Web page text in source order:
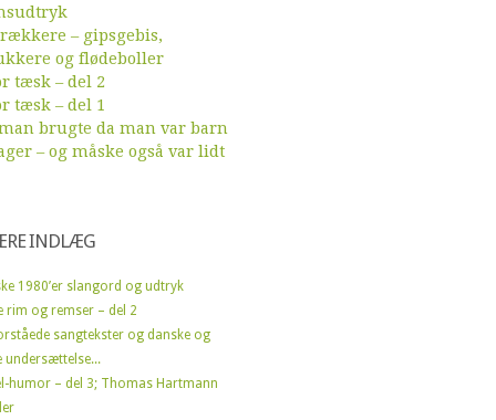
– gipsgebis,
og flødeboller
tæsk – del 2
tæsk – del 1
brugte da man var barn
– og måske også var lidt
INDLÆG
1980’er slangord og udtryk
rim og remser – del 2
sangtekster og danske og
undersættelse...
humor – del 3; Thomas Hartmann